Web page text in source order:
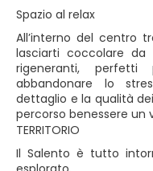
Spazio al relax
All’interno del centro
lasciarti coccolare
rigeneranti,
abbandonare lo
dettaglio e la qualità
percorso benessere un
TERRITORIO
Il Salento è tutto